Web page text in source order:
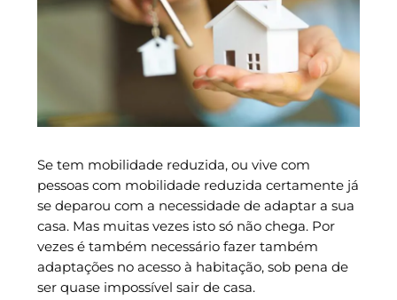
Se tem mobilidade reduzida, ou vive com
pessoas com mobilidade reduzida certamente já
se deparou com a necessidade de adaptar a sua
casa. Mas muitas vezes isto só não chega. Por
vezes é também necessário fazer também
adaptações no acesso à habitação, sob pena de
ser quase impossível sair de casa.